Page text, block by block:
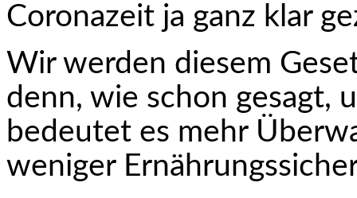
Coronazeit ja ganz klar
Wir werden diesem
denn, wie schon gesagt,
bedeutet es mehr
weniger